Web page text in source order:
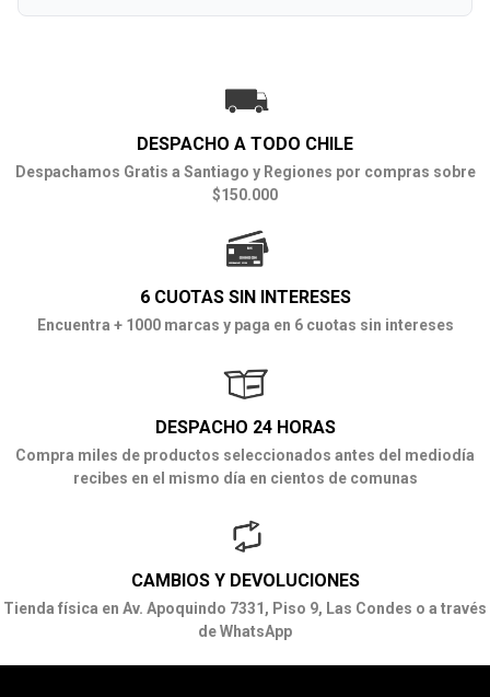
DESPACHO A TODO CHILE
Despachamos Gratis a Santiago y Regiones por compras sobre
$150.000
6 CUOTAS SIN INTERESES
Encuentra + 1000 marcas y paga en 6 cuotas sin intereses
DESPACHO 24 HORAS
Compra miles de productos seleccionados antes del mediodía
recibes en el mismo día en cientos de comunas
CAMBIOS Y DEVOLUCIONES
Tienda física en Av. Apoquindo 7331, Piso 9, Las Condes o a través
de WhatsApp